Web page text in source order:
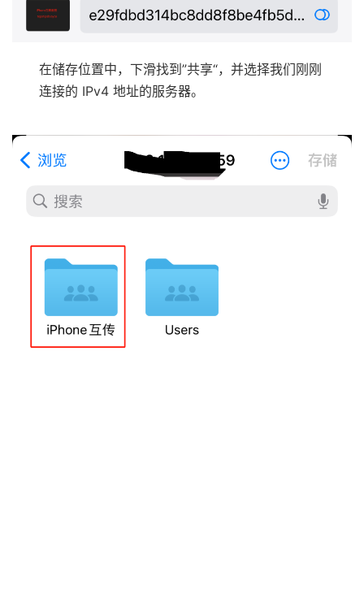
在储存位置中，下滑找到”共享“，并选择我们刚刚
连接的 IPv4 地址的服务器。